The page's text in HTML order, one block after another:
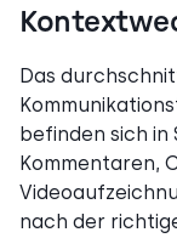
Das
befinden sich in
Kommentaren,
nach der